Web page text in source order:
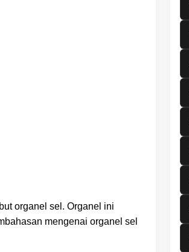
organel sel. Organel ini
mengenai organel sel